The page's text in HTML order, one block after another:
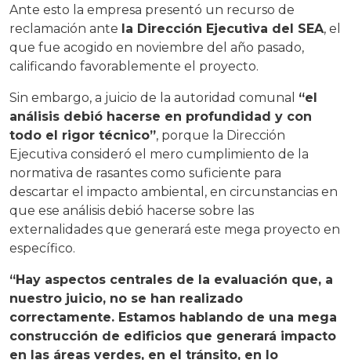
Ante esto la empresa presentó un recurso de
reclamación ante la Dirección Ejecutiva del SEA, el
que fue acogido en noviembre del año pasado,
calificando favorablemente el proyecto.
Sin embargo, a juicio de la autoridad comunal “el
análisis debió hacerse en profundidad y con
todo el rigor técnico”, porque la Dirección
Ejecutiva consideró el mero cumplimiento de la
normativa de rasantes como suficiente para
descartar el impacto ambiental, en circunstancias en
que ese análisis debió hacerse sobre las
externalidades que generará este mega proyecto en
específico.
“Hay aspectos centrales de la evaluación que, a
nuestro juicio, no se han realizado
correctamente. Estamos hablando de una mega
construcción de edificios que generará impacto
en las áreas verdes, en el tránsito, en lo